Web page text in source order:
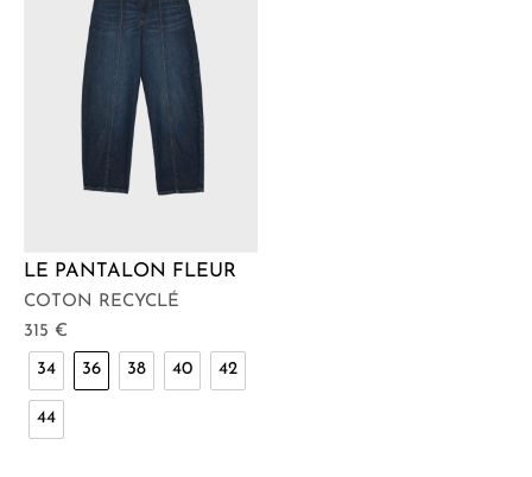
LE PANTALON FLEUR
COTON RECYCLÉ
315 €
34 36 38 40 42
44